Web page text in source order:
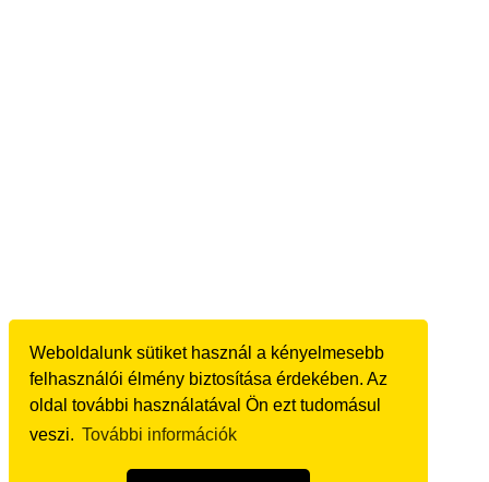
Weboldalunk sütiket használ a kényelmesebb
felhasználói élmény biztosítása érdekében. Az
oldal további használatával Ön ezt tudomásul
veszi. További információk